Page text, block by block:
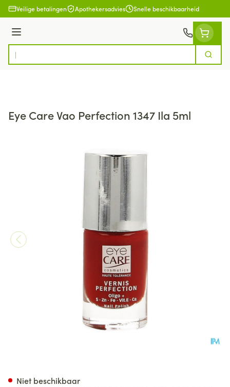
Ga naar de inhoud
Veilige betalingen Apothekersadvies Snelle beschikbaarheid
Menu
Product, merk, categorie...
Zoek
Eye Care Vao Perfection 1347 Ila 5ml
Niet beschikbaar